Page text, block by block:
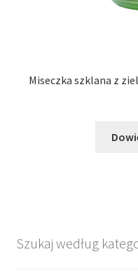
Miseczka szklana z
Szukaj według